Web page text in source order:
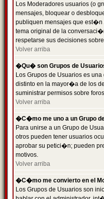
Los Moderadores usuarios (o
mensajes, bloquear o
publiquen mensajes que est�n
tema original de la
respetarse sus decisiones
Volver arriba
�Qu� son Grupos de
Los Grupos de Usuarios es
distinto en la mayor�a de los
suministrar permisos sobre
Volver arriba
�C�mo me uno a un Grupo
Para unirse a un Grupo de
otros pueden tener usuarios
aprobar su petici�n; pueden
motivos.
Volver arriba
�C�mo me convierto en el
Los Grupos de Usuarios son